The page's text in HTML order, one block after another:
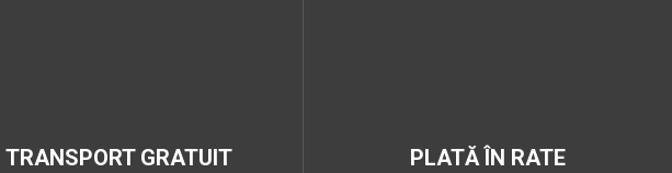
TRANSPORT GRATUIT PLATĂ ÎN RATE